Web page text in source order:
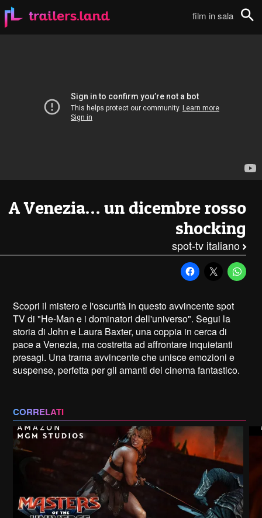
film in sala
A Venezia… un dicembre rosso
shocking
spot-tv italiano
Scopri il mistero e l'oscurità in questo avvincente spot
TV di "He-Man e i dominatori dell'universo". Segui la
storia di John e Laura Baxter, una coppia in cerca di
pace a Venezia, ma costretta ad affrontare inquietanti
presagi. Una trama avvincente che unisce emozioni e
suspense, perfetta per gli amanti del cinema fantastico.
CORRELATI